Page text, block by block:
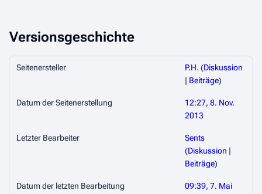
Versionsgeschichte
Seitenersteller P.H. (Diskussion
| Beiträge)
Datum der Seitenerstellung
12:27, 8. Nov.
2013
Letzter Bearbeiter
Sents
(Diskussion |
Beiträge)
Datum der letzten Bearbeitung
09:39, 7. Mai